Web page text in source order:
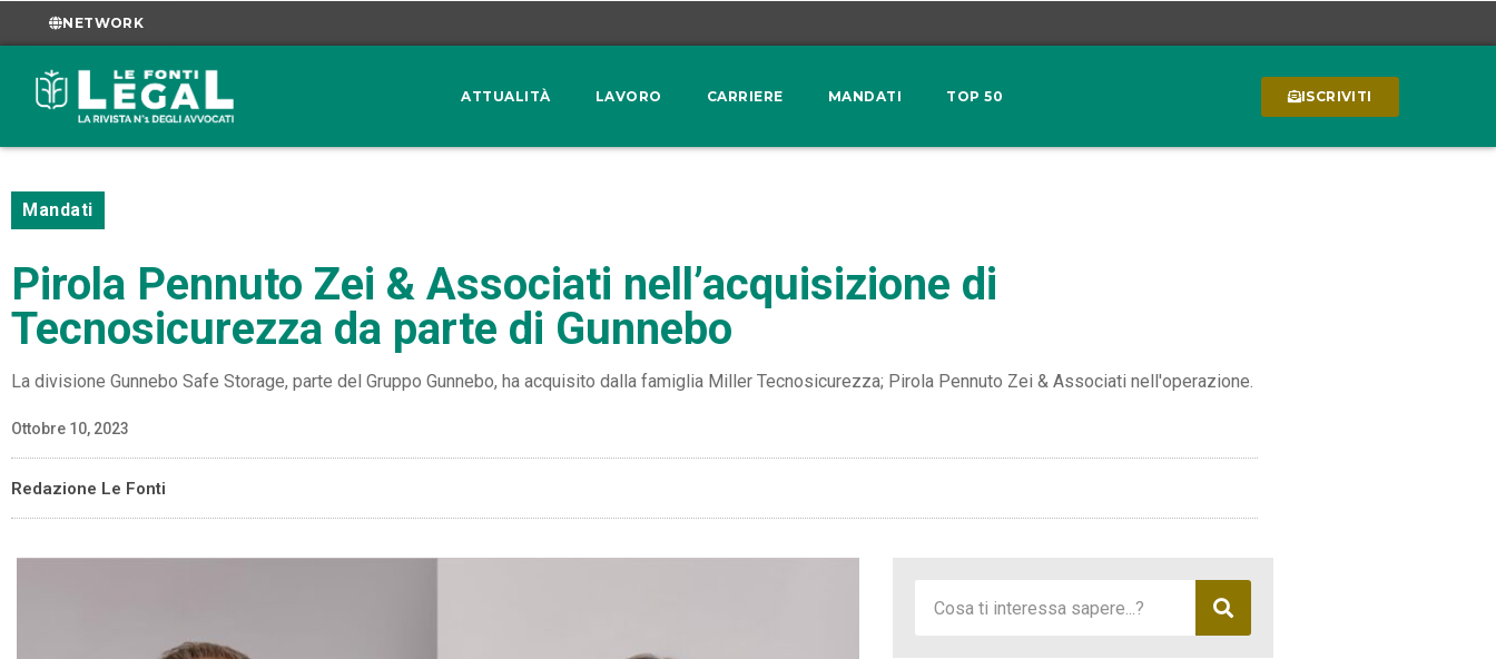
NETWORK
ATTUALITÀ LAVORO CARRIERE MANDATI TOP 50 ISCRIVITI
Mandati
Pirola Pennuto Zei & Associati nell’acquisizione di
Tecnosicurezza da parte di Gunnebo
La divisione Gunnebo Safe Storage, parte del Gruppo Gunnebo, ha acquisito dalla famiglia Miller Tecnosicurezza; Pirola Pennuto Zei & Associati nell'operazione.
Ottobre 10, 2023
Redazione Le Fonti